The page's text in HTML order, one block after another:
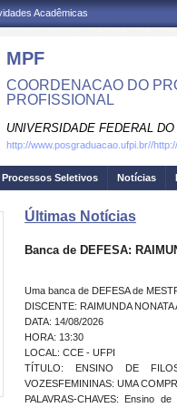
Acadêmicas
MPF
COORDENACAO DO
PROFISSIONAL
UNIVERSIDADE FEDERAL
http://www.posgraduacao.ufpi.br//
Processos Seletivos Notícias
Últimas Notícias
Banca de DEFESA:
Uma banca de DEFESA de
DISCENTE: RAIMUNDA NONATA
DATA: 14/08/2026
HORA: 13:30
LOCAL: CCE - UFPI
TÍTULO: ENSINO DE
VOZESFEMININAS: UMA
PALAVRAS-CHAVES: Ensino